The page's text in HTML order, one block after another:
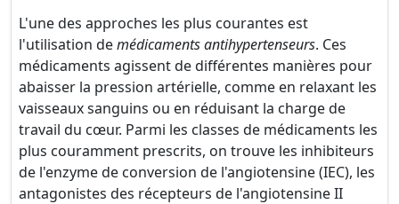
L'une des approches les plus courantes est
l'utilisation demédicaments antihypertenseurs. Ces
médicaments agissent de différentes manières pour
abaisser la pression artérielle, comme en relaxant les
vaisseaux sanguins ou en réduisant la charge de
travail du cœur. Parmi les classes de médicaments les
plus couramment prescrits, on trouve les inhibiteurs
de l'enzyme de conversion de l'angiotensine (IEC), les
antagonistes des récepteurs de l'angiotensine II